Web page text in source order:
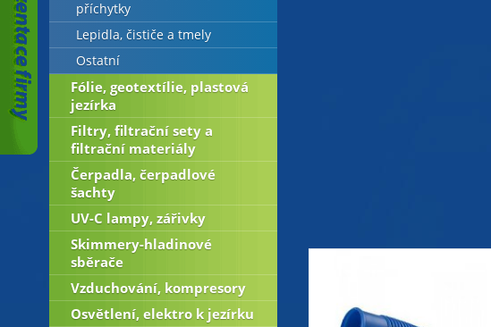
příchytky
Lepidla, čističe a tmely
Ostatní
Fólie, geotextílie, plastová
jezírka
Filtry, filtrační sety a
filtrační materiály
Čerpadla, čerpadlové
šachty
UV-C lampy, zářivky
Skimmery-hladinové
sběrače
Vzduchování, kompresory
Osvětlení, elektro k jezírku